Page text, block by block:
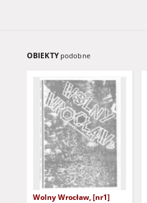
OBIEKTY podobne
Wolny Wrocław, [nr1]